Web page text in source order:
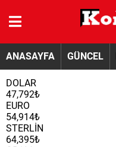
ANASAYFA GÜNCEL
DOLAR
47,792₺
EURO
54,914₺
STERLİN
64,395₺